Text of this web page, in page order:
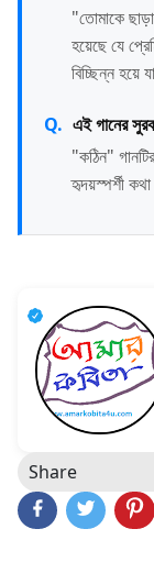
"তোমাকে
হয়েছে যে
বিচ্ছিন্ন হয়ে
এই গানের
"কঠিন"
হৃদয়স্পর্শী
Share